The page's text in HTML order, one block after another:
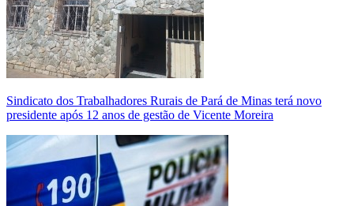
Sindicato dos Trabalhadores Rurais de Pará de Minas terá novo
presidente após 12 anos de gestão de Vicente Moreira